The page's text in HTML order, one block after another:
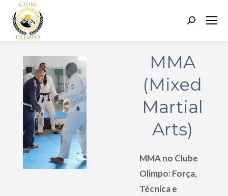
Search:
MMA
(Mixed
Martial
Arts)
MMA no Clube
Olimpo: Força,
Técnica e